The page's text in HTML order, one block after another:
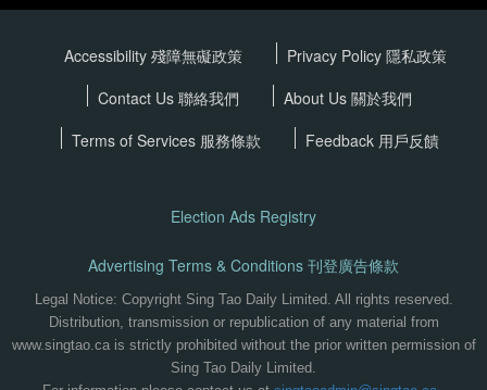
Accessibility 殘障無礙政策 Privacy Policy 隱私政策
Contact Us 聯絡我們
About Us 關於我們
Terms of Services 服務條款 Feedback 用戶反饋
Election Ads Registry
Advertising Terms & Conditions 刊登廣告條款
Legal Notice: Copyright Sing Tao Daily Limited. All rights reserved.
Distribution, transmission or republication of any material from
www.singtao.ca is strictly prohibited without the prior written permission of
Sing Tao Daily Limited.